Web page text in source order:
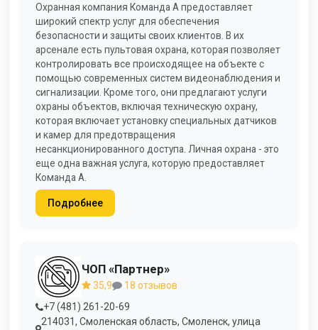
Охранная компания Команда А предоставляет
широкий спектр услуг для обеспечения
безопасности и защиты своих клиентов. В их
арсенале есть пультовая охрана, которая позволяет
контролировать все происходящее на объекте с
помощью современных систем видеонаблюдения и
сигнализации. Кроме того, они предлагают услуги
охраны объектов, включая техническую охрану,
которая включает установку специальных датчиков
и камер для предотвращения
несанкционированного доступа. Личная охрана - это
еще одна важная услуга, которую предоставляет
Команда А.
Подробнее
ЧОП «Партнер»
35,9
18 отзывов
+7 (481) 261-20-69
214031, Смоленская область, Смоленск, улица